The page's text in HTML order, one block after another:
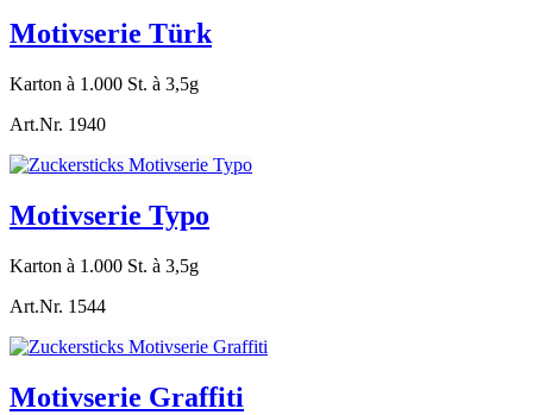
Motivserie Türk
Karton à 1.000 St. à 3,5g
Art.Nr. 1940
Motivserie Typo
Karton à 1.000 St. à 3,5g
Art.Nr. 1544
Motivserie Graffiti